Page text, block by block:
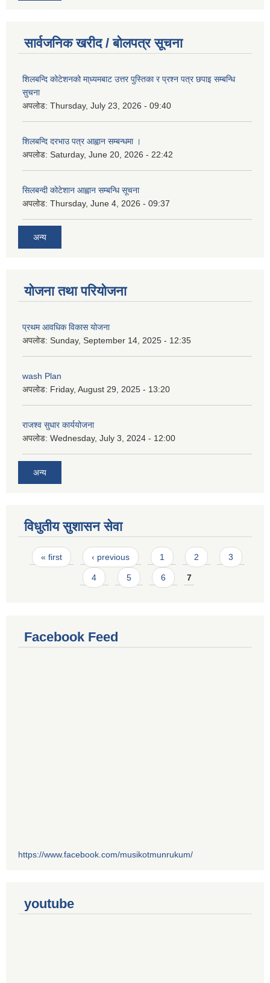
सार्वजनिक खरीद / बोलपत्र सूचना
शिलबन्दि कोटेशनको मा्ध्यमबाट उत्तर पुस्तिका र प्रश्न पत्र छपाइ सम्बन्धि
सुचना
अपलोड: Thursday, July 23, 2026 - 09:40
शिलबन्दि दरभाउ पत्र आह्वान सम्बन्धमा ।
अपलोड: Saturday, June 20, 2026 - 22:42
सिलबन्दी कोटेशान आह्वान सम्बन्धि सूचना
अपलोड: Thursday, June 4, 2026 - 09:37
अन्य
योजना तथा परियोजना
प्रथम आवधिक विकास योजना
अपलोड: Sunday, September 14, 2025 - 12:35
wash Plan
अपलोड: Friday, August 29, 2025 - 13:20
राजश्व सुधार कार्ययोजना
अपलोड: Wednesday, July 3, 2024 - 12:00
अन्य
विधुतीय सुशासन सेवा
Pages
« first ‹ previous 1 2 3
4 5 6 7
Facebook Feed
https://www.facebook.com/musikotmunrukum/
youtube